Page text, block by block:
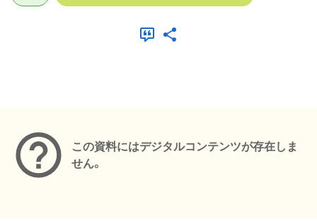
この資料にはデジタルコンテンツが存在しま
せん。